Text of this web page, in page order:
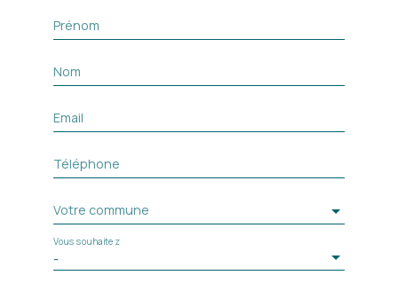
Prénom
Nom
Email
Téléphone
Votre commune
-
Vous souhaitez